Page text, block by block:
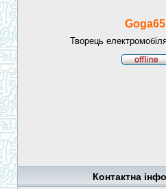
Goga65
Творець
Контактна